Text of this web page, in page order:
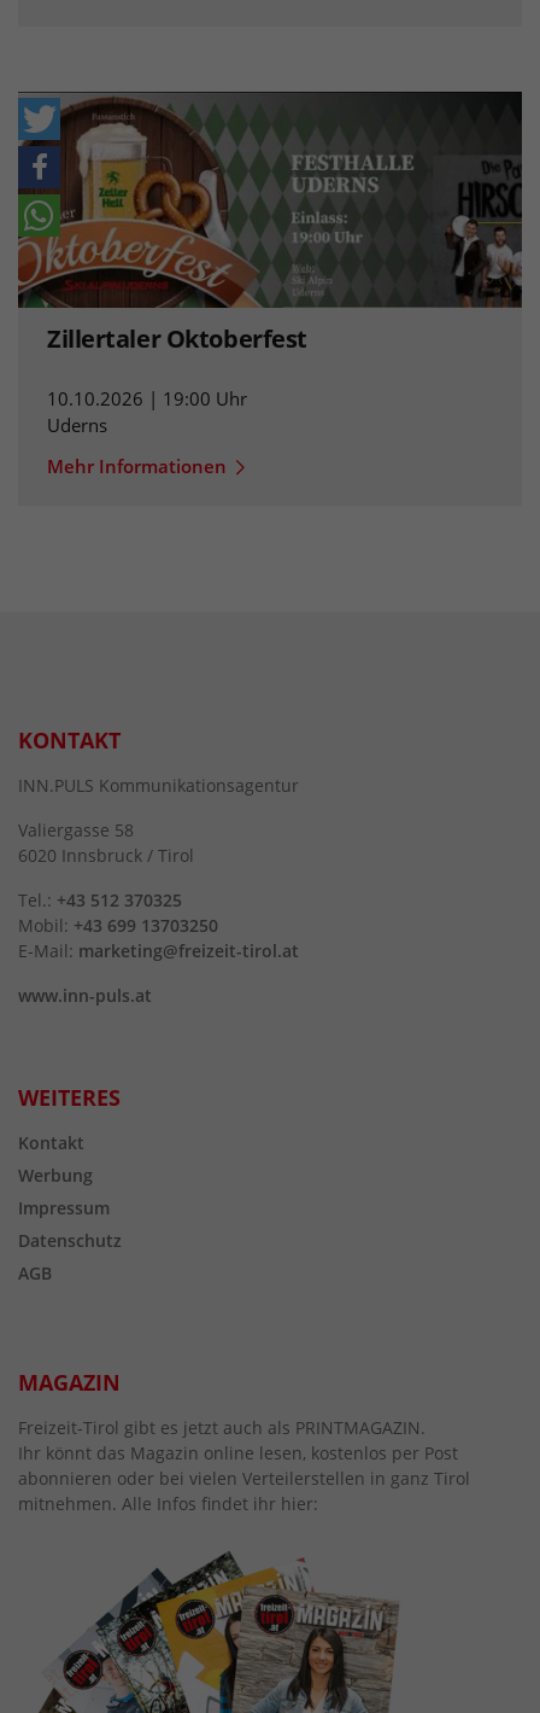
Zillertaler Oktoberfest
10.10.2026 | 19:00 Uhr
Uderns
Mehr Informationen
KONTAKT
INN.PULS Kommunikationsagentur
Valiergasse 58
6020 Innsbruck / Tirol
Tel.: +43 512 370325
Mobil: +43 699 13703250
E-Mail: marketing@freizeit-tirol.at
www.inn-puls.at
WEITERES
Kontakt
Werbung
Impressum
Datenschutz
AGB
MAGAZIN
Freizeit-Tirol gibt es jetzt auch als PRINTMAGAZIN.
Ihr könnt das Magazin online lesen, kostenlos per Post
abonnieren oder bei vielen Verteilerstellen in ganz Tirol
mitnehmen. Alle Infos findet ihr hier: